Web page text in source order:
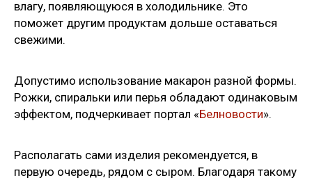
влагу, появляющуюся в холодильнике. Это
поможет другим продуктам дольше оставаться
свежими.
Допустимо использование макарон разной формы.
Рожки, спиральки или перья обладают одинаковым
эффектом, подчеркивает портал «Белновости».
Располагать сами изделия рекомендуется, в
первую очередь, рядом с сыром. Благодаря такому